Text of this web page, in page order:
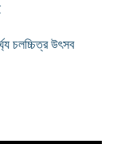
চলচ্চিত্র উৎসব